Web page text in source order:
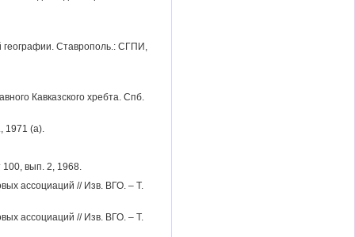
Ставрополь.: СГПИ,
Кавказского хребта. Спб.
1971 (а).
вып. 2, 1968.
ассоциаций // Изв. ВГО. – Т.
ассоциаций // Изв. ВГО. – Т.